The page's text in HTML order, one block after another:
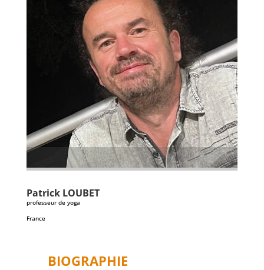
Patrick LOUBET
professeur de yoga
France
BIOGRAPHIE